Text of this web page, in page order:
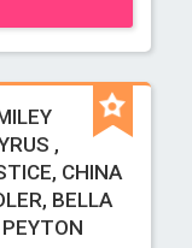
,
CHINA
BELLA